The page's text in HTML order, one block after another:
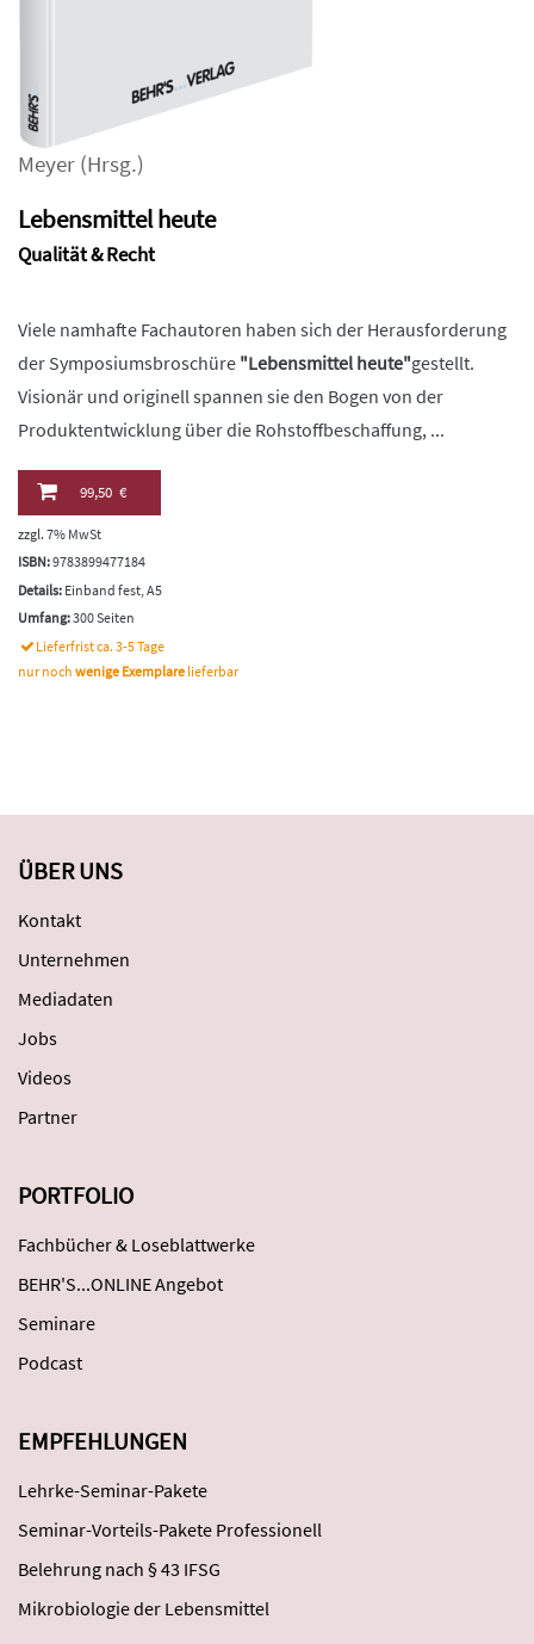
Meyer (Hrsg.)
Lebensmittel heute
Qualität & Recht
Viele namhafte Fachautoren haben sich der Herausforderung
der Symposiumsbroschüre "Lebensmittel heute"gestellt.
Visionär und originell spannen sie den Bogen von der
Produktentwicklung über die Rohstoffbeschaffung, ...
99,50 €
zzgl. 7% MwSt
ISBN:9783899477184
Details: Einband fest, A5
Umfang:300 Seiten
Lieferfrist ca. 3-5 Tage
nur noch wenige Exemplare lieferbar
ÜBER UNS
Kontakt
Unternehmen
Mediadaten
Jobs
Videos
Partner
PORTFOLIO
Fachbücher & Loseblattwerke
BEHR'S...ONLINE Angebot
Seminare
Podcast
EMPFEHLUNGEN
Lehrke-Seminar-Pakete
Seminar-Vorteils-Pakete Professionell
Belehrung nach § 43 IFSG
Mikrobiologie der Lebensmittel